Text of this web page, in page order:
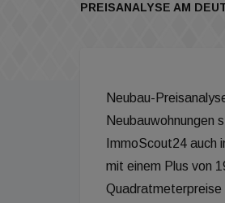
PREISANALYSE AM
Neubau-
Neubauwohnungen
ImmoScout24 auch
mit einem Plus von
Quadratmeterpreise